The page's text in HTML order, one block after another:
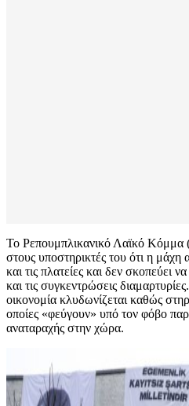
Το Ρεπουμπλικανικό Λαϊκό Κόμμα
στους υποστηρικτές του ότι η
και τις πλατείες και δεν σκοπεύει
και τις συγκεντρώσεις
οικονομία κλυδωνίζεται καθώς
οποίες «φεύγουν» υπό τον φόβο
αναταραχής στην χώρα.